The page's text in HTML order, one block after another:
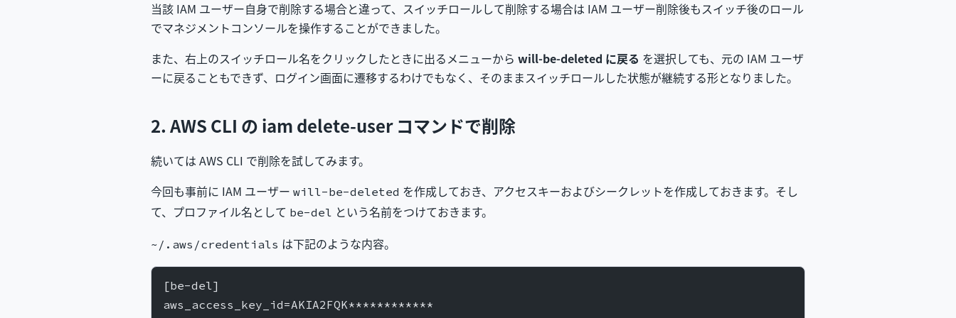
当該 IAM ユーザー自身で削除する場合と違って、スイッチロールして削除する場合は IAM ユーザー削除後もスイッチ後のロール
でマネジメントコンソールを操作することができました。
また、右上のスイッチロール名をクリックしたときに出るメニューから will-be-deleted に戻る を選択しても、元の IAM ユーザ
ーに戻ることもできず、ログイン画面に遷移するわけでもなく、そのままスイッチロールした状態が継続する形となりました。
2. AWS CLI の iam delete-user コマンドで削除
続いては AWS CLI で削除を試してみます。
今回も事前に IAM ユーザー will-be-deleted を作成しておき、アクセスキーおよびシークレットを作成しておきます。そし
て、プロファイル名として be-del という名前をつけておきます。
~/.aws/credentials は下記のような内容。
[be-del]
aws_access_key_id=AKIA2FQK************